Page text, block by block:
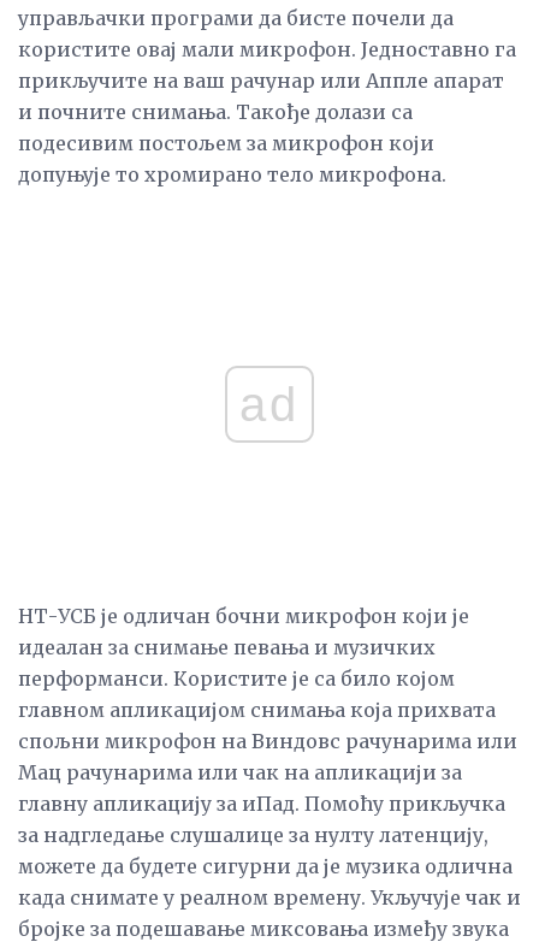
управљачки програми да бисте почели да
користите овај мали микрофон. Једноставно га
прикључите на ваш рачунар или Аппле апарат
и почните снимања. Такође долази са
подесивим постољем за микрофон који
допуњује то хромирано тело микрофона.
ad
НТ-УСБ је одличан бочни микрофон који је
идеалан за снимање певања и музичких
перформанси. Користите је са било којом
главном апликацијом снимања која прихвата
спољни микрофон на Виндовс рачунарима или
Мац рачунарима или чак на апликацији за
главну апликацију за иПад. Помоћу прикључка
за надгледање слушалице за нулту латенцију,
можете да будете сигурни да је музика одлична
када снимате у реалном времену. Укључује чак и
бројке за подешавање миксовања између звука